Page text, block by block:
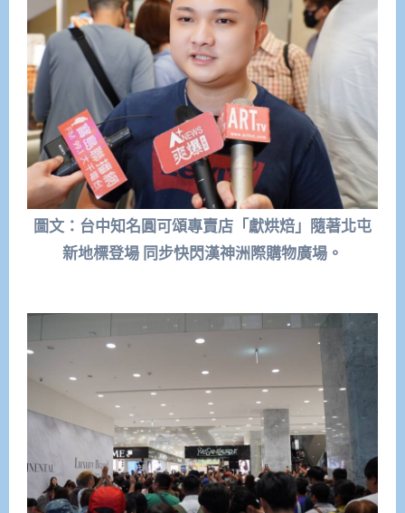
圖文：台中知名圓可頌專賣店「獻烘焙」隨著北屯
新地標登場 同步快閃漢神洲際購物廣場。